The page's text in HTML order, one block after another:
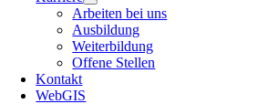
Arbeiten bei uns
Ausbildung
Weiterbildung
Offene Stellen
Kontakt
WebGIS